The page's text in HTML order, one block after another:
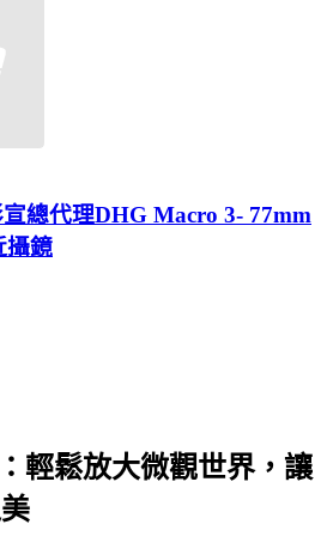
總代理DHG Macro 3- 77mm
攝鏡
輕鬆放大微觀世界，讓